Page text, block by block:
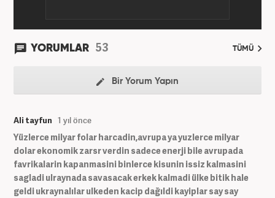
YORUMLAR 53 TÜMÜ
Bir Yorum Yapın
Ali tayfun 1 yıl önce
Yüzlerce milyar folar harcadin,avrupa ya yuzlerce milyar
dolar ekonomik zarsr verdin sadece enerji bile avrupada
favrikalarin kapanmasini binlerce kisunin issiz kalmasini
sagladi ulraynada savasacak erkek kalmadi ülke bitik hale
geldi ukraynalılar ulkeden kacip dağıldi kayiplar say say